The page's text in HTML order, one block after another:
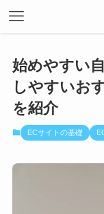
始めやすい
しやすいお
を紹介
ECサイトの基礎